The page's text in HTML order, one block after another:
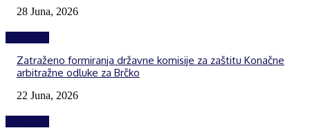
28 Juna, 2026
Zatraženo formiranja državne komisije za zaštitu Konačne
arbitražne odluke za Brčko
22 Juna, 2026